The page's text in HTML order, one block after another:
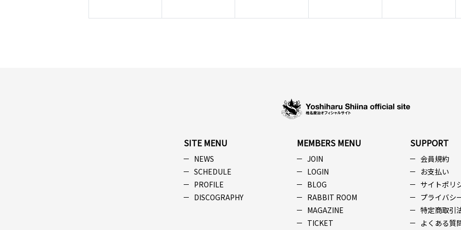
SITE MENU
NEWS
SCHEDULE
PROFILE
DISCOGRAPHY
MEMBERS MENU
JOIN
LOGIN
BLOG
RABBIT ROOM
MAGAZINE
TICKET
SUPPORT
会員規約
お支払い
サイトポリ
プライバシ
特定商取引
よくある質